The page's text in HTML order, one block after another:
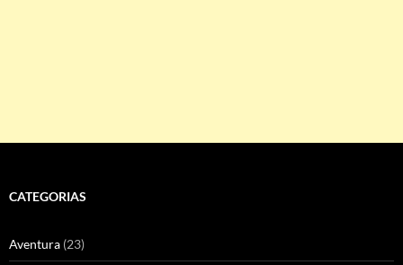
CATEGORIAS
Aventura (23)